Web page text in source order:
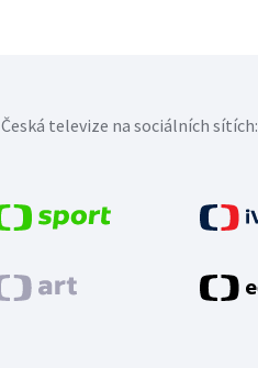
Česká televize na sociálních sítích: